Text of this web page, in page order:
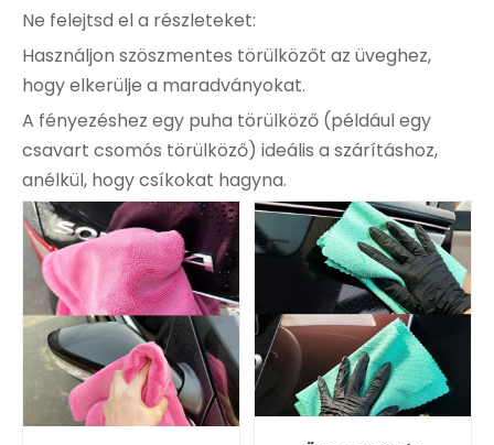
Ne felejtsd el a részleteket:
Használjon szöszmentes törülközőt az üveghez,
hogy elkerülje a maradványokat.
A fényezéshez egy puha törülköző (például egy
csavart csomós törülköző) ideális a szárításhoz,
anélkül, hogy csíkokat hagyna.